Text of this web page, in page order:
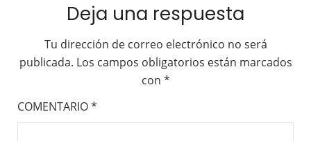
Deja una respuesta
Tu dirección de correo electrónico no será
publicada. Los campos obligatorios están marcados
con *
COMENTARIO*